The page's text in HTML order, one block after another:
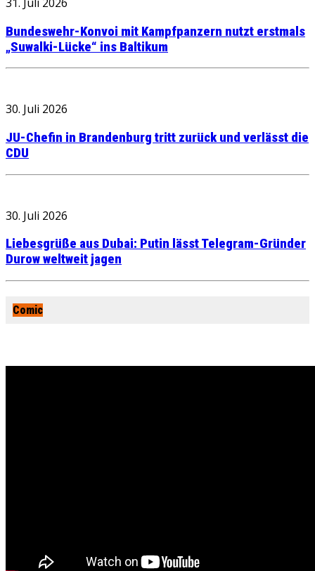
Bundeswehr-Konvoi mit Kampfpanzern nutzt erstmals
„Suwalki-Lücke“ ins Baltikum
30. Juli 2026
JU-Chefin in Brandenburg tritt zurück und verlässt die
CDU
30. Juli 2026
Liebesgrüße aus Dubai: Putin lässt Telegram-Gründer
Durow weltweit jagen
Comic